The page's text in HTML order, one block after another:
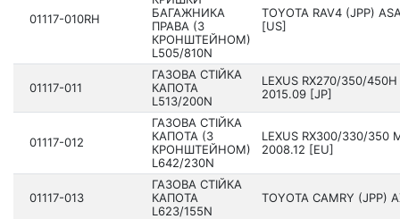
01117-010RH
БАГАЖНИКА
ПРАВА (З
КРОНШТЕЙНОМ)
L505/810N
TOYOTA RAV4 (JPP)
[US]
01117-011
ГАЗОВА СТІЙКА
КАПОТА
L513/200N
LEXUS RX270/350/
2015.09 [JP]
01117-012
ГАЗОВА СТІЙКА
КАПОТА (З
КРОНШТЕЙНОМ)
L642/230N
LEXUS RX300/330/350
2008.12 [EU]
01117-013
ГАЗОВА СТІЙКА
КАПОТА
L623/155N
TOYOTA CAMRY (JPP)